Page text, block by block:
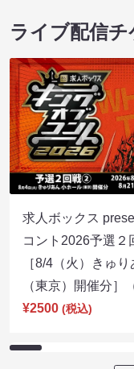
ライブ配信チ
求人ボックス
コント2026予選
［8/4（火）きゅ
（東京）開催分］
¥2500 (税込)